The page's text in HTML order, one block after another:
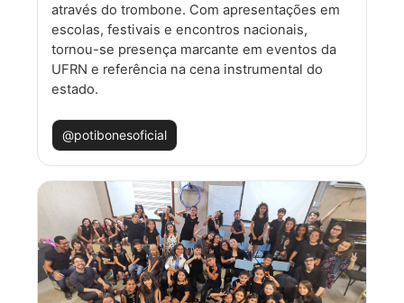
através do trombone. Com apresentações em
escolas, festivais e encontros nacionais,
tornou-se presença marcante em eventos da
UFRN e referência na cena instrumental do
estado.
@potibonesoficial